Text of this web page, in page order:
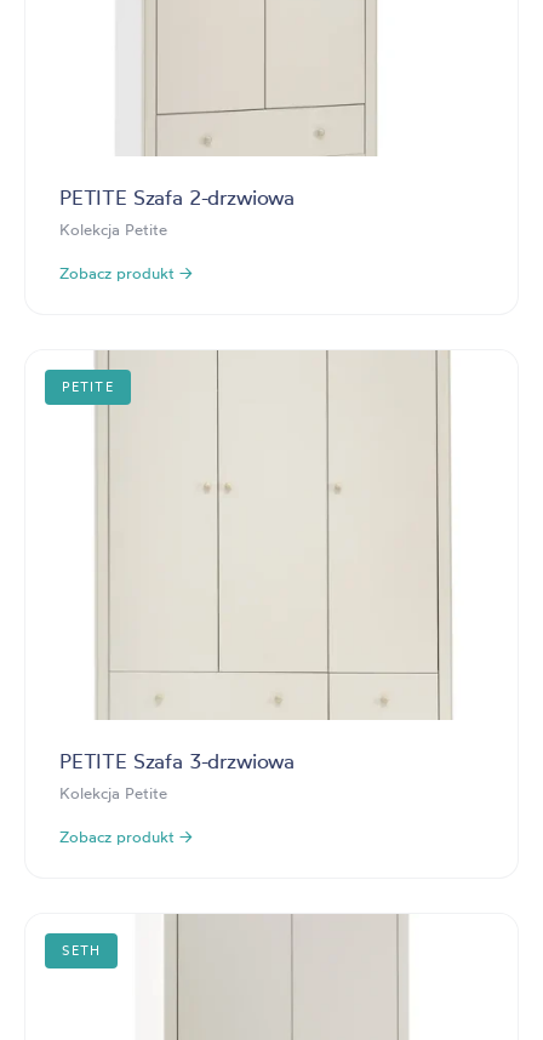
PETITE Szafa 2-drzwiowa
Kolekcja Petite
Zobacz produkt →
PETITE
PETITE Szafa 3-drzwiowa
Kolekcja Petite
Zobacz produkt →
SETH